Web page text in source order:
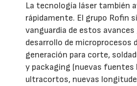
La tecnología láser también
rápidamente. El grupo Rofin
vanguardia de estos avances
desarrollo de microprocesos
generación para corte,
y packaging (nuevas fuentes
ultracortos, nuevas